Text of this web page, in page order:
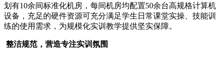
划有10余间标准化机房，每间机房均配置50余台高规格计算机
设备，充足的硬件资源可充分满足学生日常课堂实操、技能训
练的使用需求，为规模化实训教学提供坚实保障。
整洁规范，营造专注实训氛围